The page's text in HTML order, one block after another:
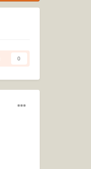
0